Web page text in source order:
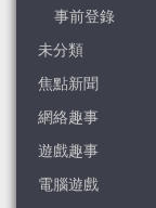
事前登錄
未分類
焦點新聞
網絡趣事
遊戲趣事
電腦遊戲